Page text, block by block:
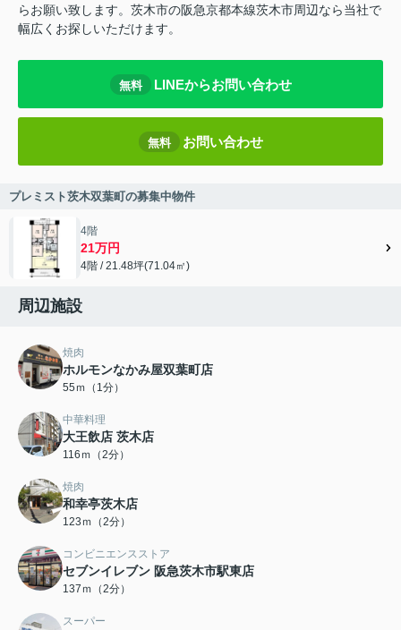
らお願い致します。茨木市の阪急京都本線茨木市周辺なら当社で
幅広くお探しいただけます。
無料 LINEからお問い合わせ
無料 お問い合わせ
プレミスト茨木双葉町の募集中物件
4階
21万円
4階 / 21.48坪(71.04㎡)
周辺施設
焼肉
ホルモンなかみ屋双葉町店
55ｍ（1分）
中華料理
大王飲店 茨木店
116ｍ（2分）
焼肉
和幸亭茨木店
123ｍ（2分）
コンビニエンスストア
セブンイレブン 阪急茨木市駅東店
137ｍ（2分）
スーパー